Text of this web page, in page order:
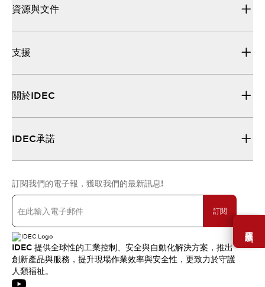
需要幫助嗎？
資源與文件
支援
關於IDEC
IDEC承諾
訂閱我們的電子報，獲取我們的最新訊息!
訂閱
IDEC 提供全球性的工業控制、安全與自動化解決方案，推出
創新產品與服務，提升現場作業效率與安全性，更致力於守護
人類福祉。